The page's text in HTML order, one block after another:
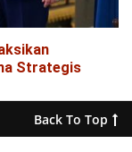
Strategis
Back To Top